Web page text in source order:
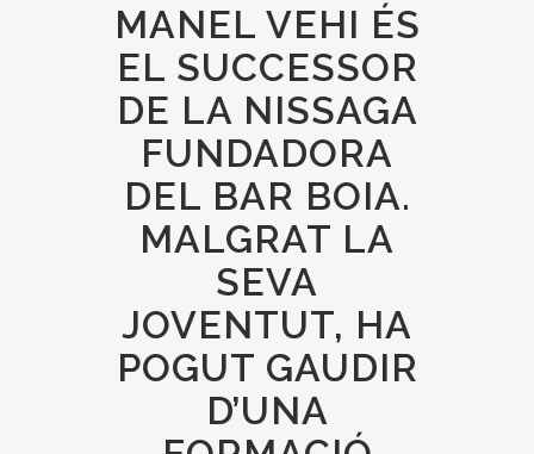
MANEL VEHI ÉS
EL SUCCESSOR
DE LA NISSAGA
FUNDADORA
DEL BAR BOIA.
MALGRAT LA
SEVA
JOVENTUT, HA
POGUT GAUDIR
D’UNA